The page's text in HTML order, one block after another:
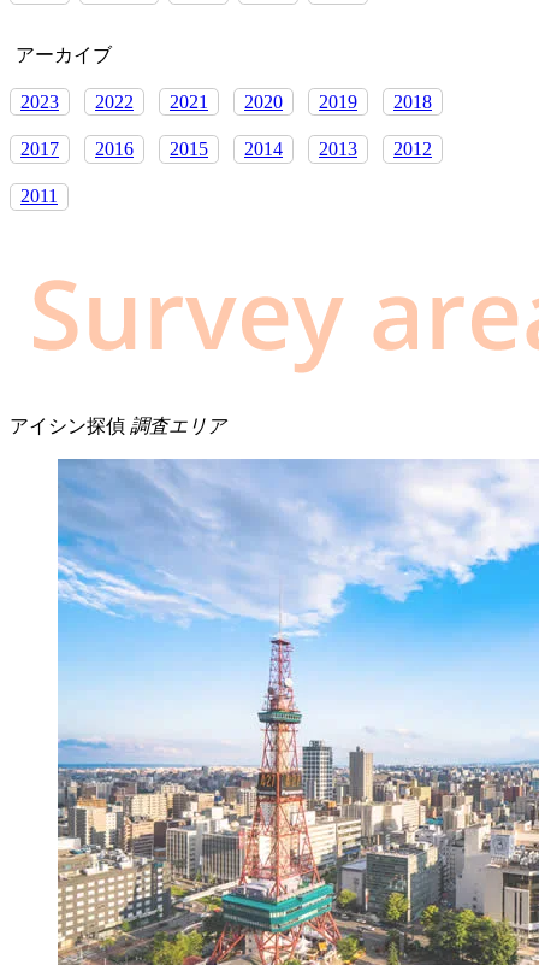
アーカイブ
2023 2022 2021 2020 2019 2018
2017 2016 2015 2014 2013 2012
2011
アイシン探偵 調査エリア